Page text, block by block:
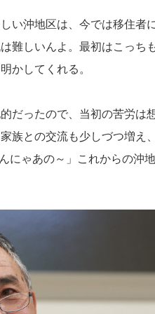
い沖地区は、今では移住者
難しいんよ。最初はこっち
かしてくれる。
だったので、当初の苦労は
族との交流も少しづつ増え
にゃあの～」これからの沖